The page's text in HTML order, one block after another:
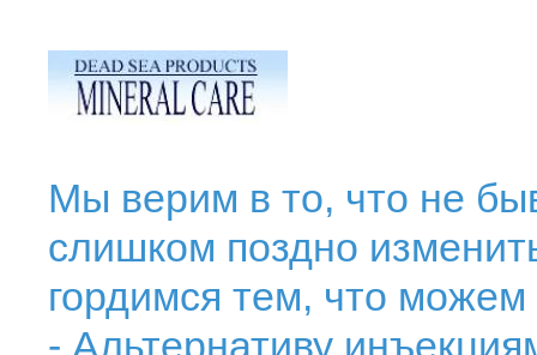
Мы верим в то, что не
слишком поздно
гордимся тем, что
- Альтернативу